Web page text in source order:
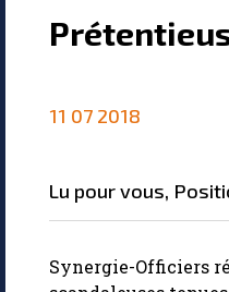
11 07 2018
lu pour vous,
Synergie-Officiers